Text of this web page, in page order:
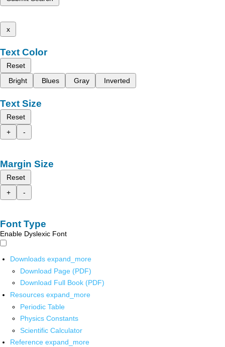
x
Text Color
Reset
Bright
Blues Gray Inverted
Text Size
Reset
+
-
Margin Size
Reset
+
-
Font Type
Enable Dyslexic Font
Downloads expand_more
Download Page (PDF)
Download Full Book (PDF)
Resources expand_more
Periodic Table
Physics Constants
Scientific Calculator
Reference expand_more